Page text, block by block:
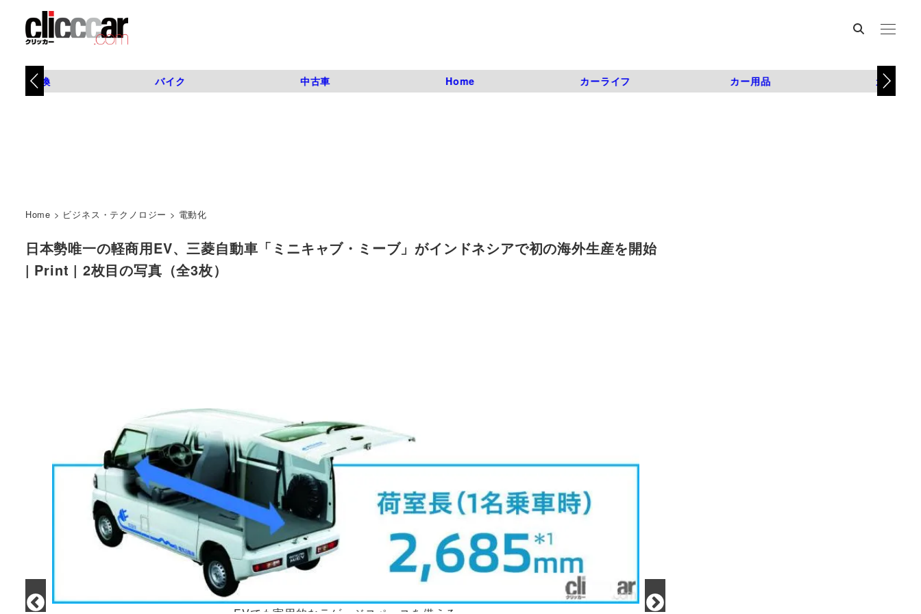
タイヤ交換 バイク 中古車 Home カーライフ カー用品 カスタム
Home > ビジネス・テクノロジー > 電動化
日本勢唯一の軽商用EV、三菱自動車「ミニキャブ・ミーブ」がインドネシアで初の海外生産を開始
| Print | 2枚目の写真（全3枚）